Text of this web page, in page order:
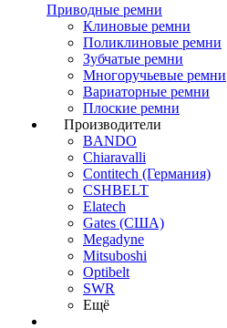
Приводные ремни
Клиновые ремни
Поликлиновые ремни
Зубчатые ремни
Многоручьевые ремни
Вариаторные ремни
Плоские ремни
Производители
BANDO
Chiaravalli
Contitech (Германия)
CSHBELT
Elatech
Gates (США)
Megadyne
Mitsuboshi
Optibelt
SWR
Ещё